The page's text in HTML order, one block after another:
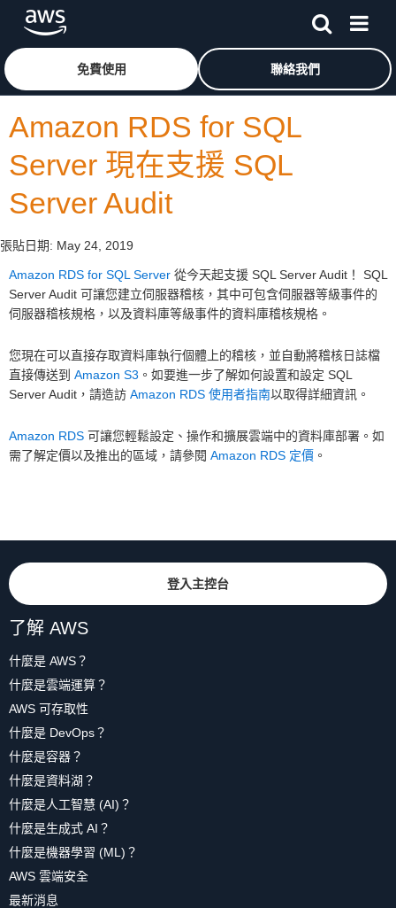
跳至主要內容按一下這裡可返回 Amazon Web Services 首頁
免費使用 聯絡我們
Amazon RDS for SQL
Server 現在支援 SQL
Server Audit
張貼日期: May 24, 2019
Amazon RDS for SQL Server 從今天起支援 SQL Server Audit！ SQL
Server Audit 可讓您建立伺服器稽核，其中可包含伺服器等級事件的
伺服器稽核規格，以及資料庫等級事件的資料庫稽核規格。
您現在可以直接存取資料庫執行個體上的稽核，並自動將稽核日誌檔
直接傳送到 Amazon S3 。如要進一步了解如何設置和設定 SQL
Server Audit，請造訪 Amazon RDS 使用者指南以取得詳細資訊。
Amazon RDS 可讓您輕鬆設定、操作和擴展雲端中的資料庫部署。如
需了解定價以及推出的區域，請參閱 Amazon RDS 定價 。
登入主控台
了解 AWS
什麼是 AWS？
什麼是雲端運算？
AWS 可存取性
什麼是 DevOps？
什麼是容器？
什麼是資料湖？
什麼是人工智慧 (AI)？
什麼是生成式 AI？
什麼是機器學習 (ML)？
AWS 雲端安全
最新消息